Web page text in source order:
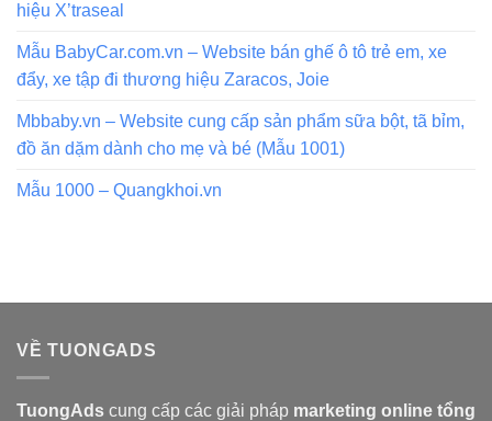
hiệu X’traseal
Mẫu BabyCar.com.vn – Website bán ghế ô tô trẻ em, xe
đẩy, xe tập đi thương hiệu Zaracos, Joie
Mbbaby.vn – Website cung cấp sản phẩm sữa bột, tã bỉm,
đồ ăn dặm dành cho mẹ và bé (Mẫu 1001)
Mẫu 1000 – Quangkhoi.vn
VỀ TUONGADS
TuongAds cung cấp các giải pháp marketing online tổng